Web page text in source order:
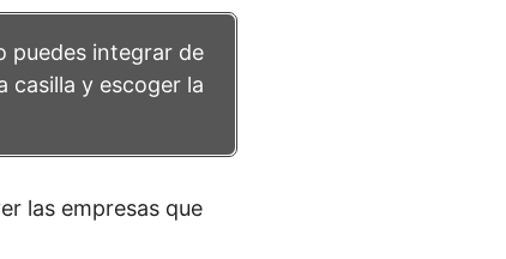
puedes integrar de
casilla y escoger la
las empresas que